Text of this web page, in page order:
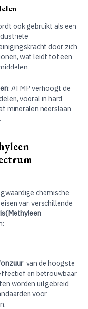
ook gebruikt als een
door zich
wat leidt tot een
: ATMP verhoogt de
vooral in hard
mineralen neerslaan
chemische
van verschillende
van de hoogste
en betrouwbaar
worden uitgebreid
voor